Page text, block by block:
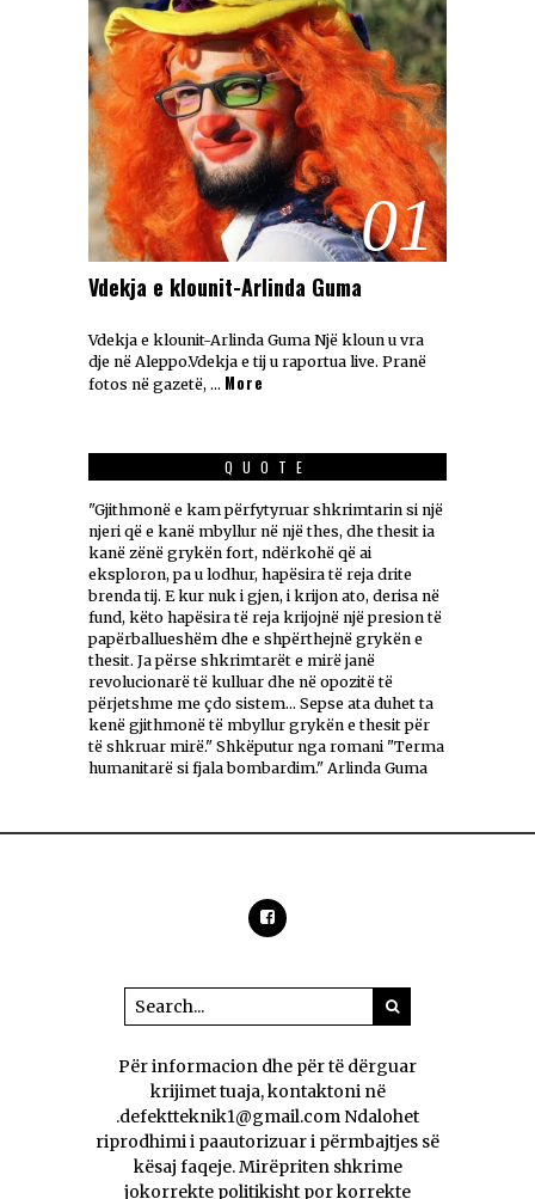
01
Vdekja e klounit-Arlinda Guma
Vdekja e klounit-Arlinda Guma Një kloun u vra
dje në Aleppo.Vdekja e tij u raportua live. Pranë
fotos në gazetë, … More
QUOTE
"Gjithmonë e kam përfytyruar shkrimtarin si një
njeri që e kanë mbyllur në një thes, dhe thesit ia
kanë zënë grykën fort, ndërkohë që ai
eksploron, pa u lodhur, hapësira të reja drite
brenda tij. E kur nuk i gjen, i krijon ato, derisa në
fund, këto hapësira të reja krijojnë një presion të
papërballueshëm dhe e shpërthejnë grykën e
thesit. Ja përse shkrimtarët e mirë janë
revolucionarë të kulluar dhe në opozitë të
përjetshme me çdo sistem... Sepse ata duhet ta
kenë gjithmonë të mbyllur grykën e thesit për
të shkruar mirë." Shkëputur nga romani "Terma
humanitarë si fjala bombardim." Arlinda Guma
Për informacion dhe për të dërguar
krijimet tuaja, kontaktoni në
.defektteknik1@gmail.com Ndalohet
riprodhimi i paautorizuar i përmbajtjes së
kësaj faqeje. Mirëpriten shkrime
jokorrekte politikisht por korrekte